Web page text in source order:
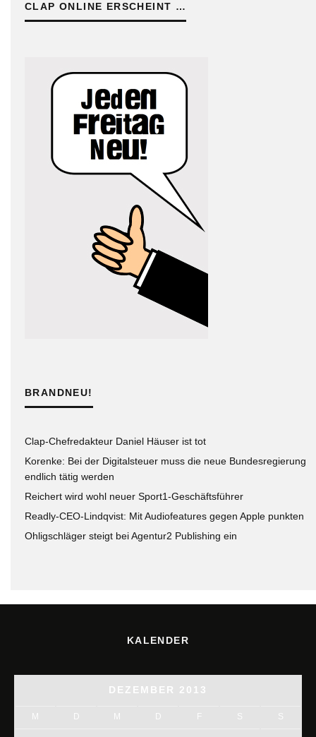
CLAP ONLINE ERSCHEINT …
BRANDNEU!
Clap-Chefredakteur Daniel Häuser ist tot
Korenke: Bei der Digitalsteuer muss die neue Bundesregierung
endlich tätig werden
Reichert wird wohl neuer Sport1-Geschäftsführer
Readly-CEO-Lindqvist: Mit Audiofeatures gegen Apple punkten
Ohligschläger steigt bei Agentur2 Publishing ein
KALENDER
DEZEMBER 2013
M D M D F S S